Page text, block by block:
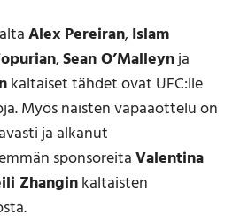
Alex Pereiran,Islam
,Sean O’Malleynja
kaltaiset tähdet ovat UFC:lle
Myös naisten vapaaottelu on
ja alkanut
sponsoreitaValentina
Zhanginkaltaisten